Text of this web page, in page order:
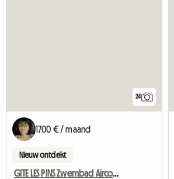
24
1700 € / maand
Nieuw ontdekt
GîTE LES PINS Zwembad Airconditioning Tuin Wifi Rustig